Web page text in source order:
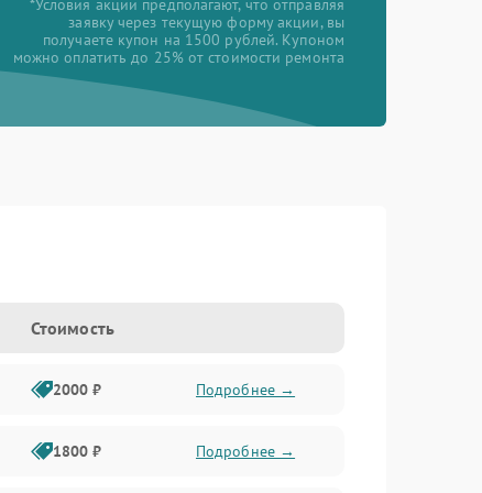
*Условия акции предполагают, что отправляя
заявку через текущую форму акции, вы
получаете купон на 1500 рублей. Купоном
можно оплатить до 25% от стоимости ремонта
Стоимость
2000 ₽ Подробнее →
1800 ₽ Подробнее →